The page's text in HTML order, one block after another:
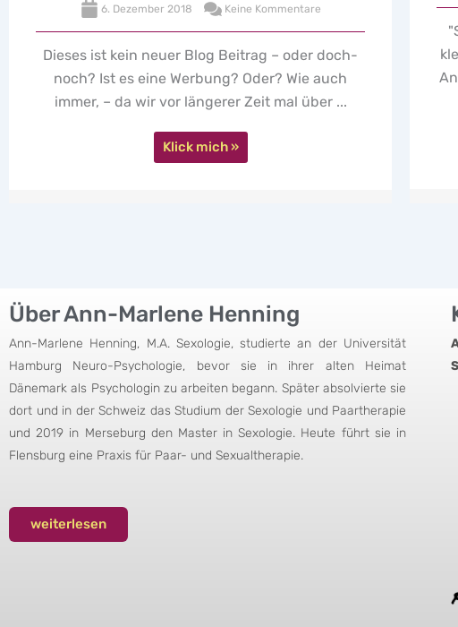
6. Dezember 2018 Keine Kommentare
Dieses ist kein neuer Blog Beitrag – oder doch-
noch? Ist es eine Werbung? Oder? Wie auch
immer, – da wir vor längerer Zeit mal über ...
Klick mich »
Über Ann-Marlene Henning
Ann-Marlene Henning, M.A. Sexologie, studierte an der Universität
Hamburg Neuro-Psychologie, bevor sie in ihrer alten Heimat
Dänemark als Psychologin zu arbeiten begann. Später absolvierte sie
dort und in der Schweiz das Studium der Sexologie und Paartherapie
und 2019 in Merseburg den Master in Sexologie. Heute führt sie in
Flensburg eine Praxis für Paar- und Sexualtherapie.
weiterlesen